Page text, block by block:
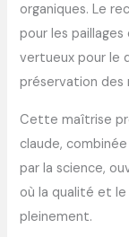
organiques. Le
pour les
vertueux pour le
préservation des
Cette maîtrise
claude,
par la science,
où la qualité et
pleinement.